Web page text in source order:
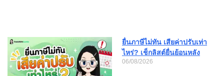
ยื่นภาษีไม่ทัน เสียค่าปรับเท่า
ไหร่? เช็กลิสต์ยื่นย้อนหลัง
06/08/2026